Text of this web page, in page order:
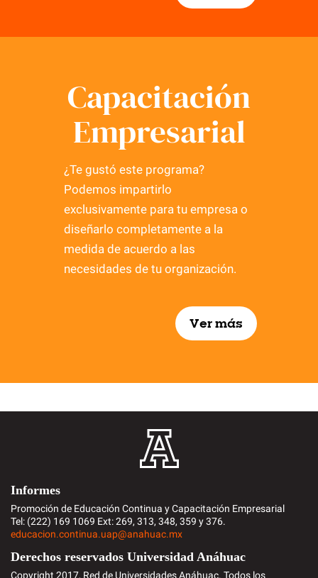
Capacitación
Empresarial
¿Te gustó este programa?
Podemos impartirlo
exclusivamente para tu empresa o
diseñarlo completamente a la
medida de acuerdo a las
necesidades de tu organización.
Ver más
Informes
Promoción de Educación Continua y Capacitación Empresarial
Tel: (222) 169 1069 Ext: 269, 313, 348, 359 y 376.
educacion.continua.uap@anahuac.mx
Derechos reservados Universidad Anáhuac
Copyright 2017, Red de Universidades Anáhuac. Todos los